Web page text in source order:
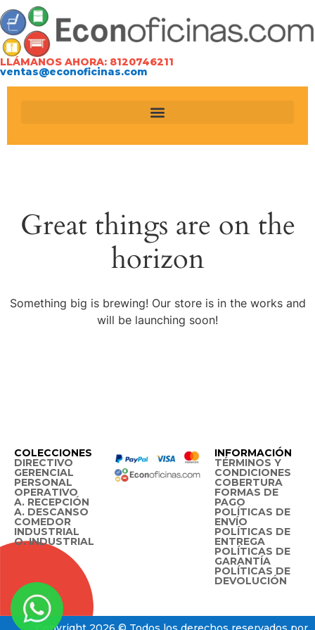
LLÁMANOS AHORA: 8120746211
ventas@econoficinas.com
Great things are on the
horizon
Something big is brewing! Our store is in the works and
will be launching soon!
COLECCIONES
DIRECTIVO
GERENCIAL
PERSONAL
OPERATIVO
A. RECEPCIÓN
A. DESCANSO
COMEDOR
INDUSTRIAL
O. INDUSTRIAL
INFORMACIÓN
TÉRMINOS Y
CONDICIONES
COBERTURA
FORMAS DE
PAGO
POLÍTICAS DE
ENVÍO
POLÍTICAS DE
ENTREGA
POLÍTICAS DE
GARANTÍA
POLÍTICAS DE
DEVOLUCIÓN